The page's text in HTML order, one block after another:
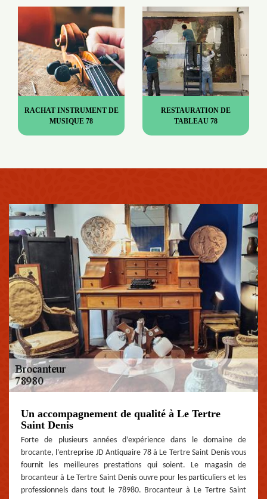
RACHAT INSTRUMENT DE
MUSIQUE 78
RESTAURATION DE
TABLEAU 78
Un accompagnement de qualité à Le Tertre
Saint Denis
Forte de plusieurs années d’expérience dans le domaine de
brocante, l’entreprise JD Antiquaire 78 à Le Tertre Saint Denis vous
fournit les meilleures prestations qui soient. Le magasin de
brocanteur à Le Tertre Saint Denis ouvre pour les particuliers et les
professionnels dans tout le 78980. Brocanteur à Le Tertre Saint